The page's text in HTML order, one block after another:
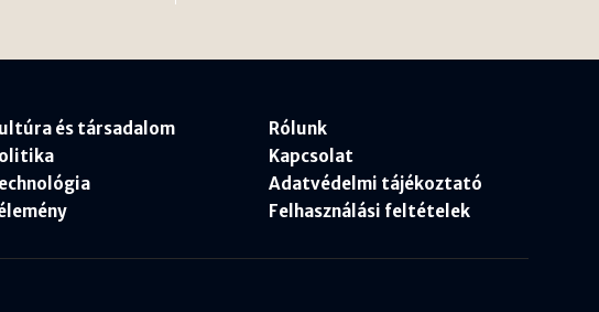
és társadalom
Rólunk
Kapcsolat
Adatvédelmi tájékoztató
Felhasználási feltételek